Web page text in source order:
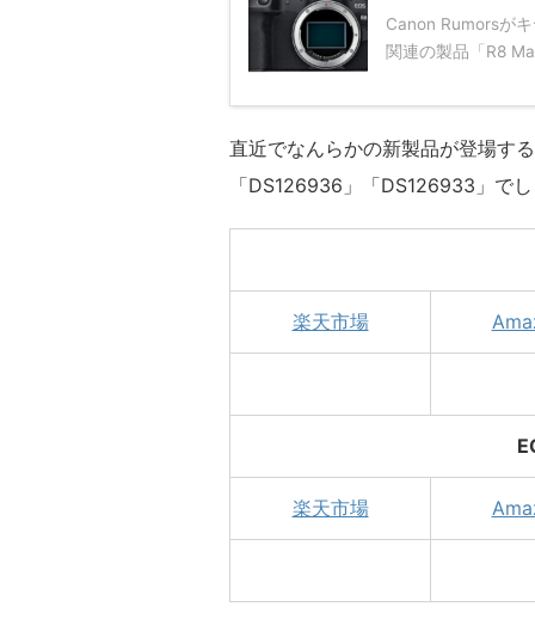
Canon Rumorsが
関連の製品「R8
直近でなんらかの新製品が登場す
「DS126936」「DS126933」でし
楽天市場
楽天市場